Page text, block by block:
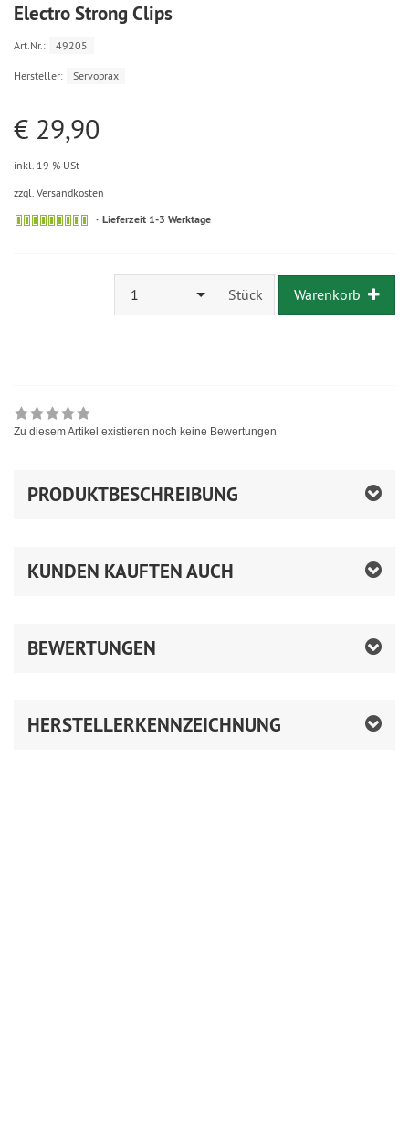
Electro Strong Clips
Art.Nr.: 49205
Hersteller: Servoprax
€ 29,90
inkl. 19 % USt
zzgl. Versandkosten
Lieferzeit 1-3 Werktage
1 Stück Warenkorb
Zu diesem Artikel existieren noch keine Bewertungen
PRODUKTBESCHREIBUNG
KUNDEN KAUFTEN AUCH
BEWERTUNGEN
HERSTELLERKENNZEICHNUNG